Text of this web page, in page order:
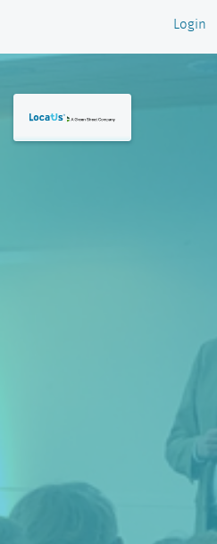
Login